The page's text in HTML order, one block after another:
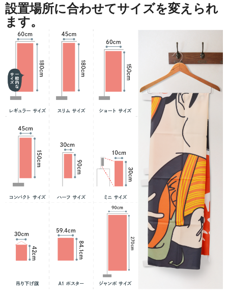
設置場所に合わせてサイズを変えられ
ます。